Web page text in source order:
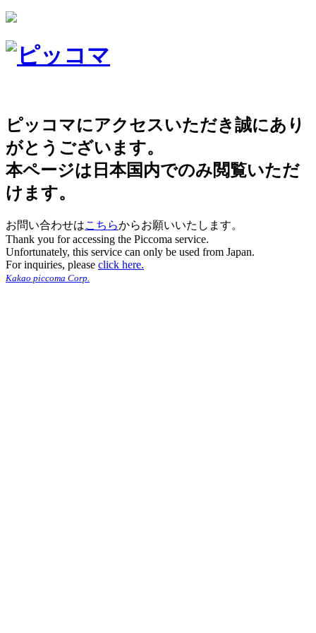
ピッコマにアクセスいただき誠にあり
がとうございます。
本ページは日本国内でのみ閲覧いただ
けます。
お問い合わせはこちらからお願いいたします。
Thank you for accessing the Piccoma service.
Unfortunately, this service can only be used from Japan.
For inquiries, please click here.
Kakao piccoma Corp.